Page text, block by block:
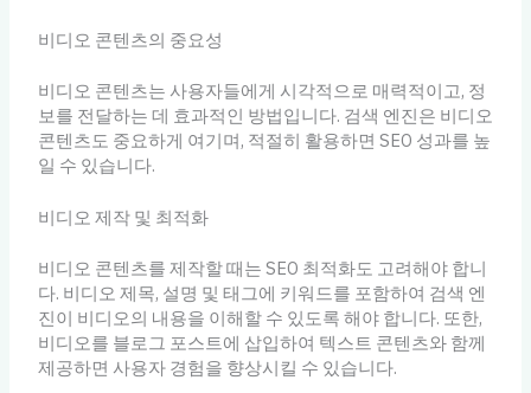
비디오 콘텐츠의 중요성
비디오 콘텐츠는 사용자들에게 시각적으로 매력적이고, 정
보를 전달하는 데 효과적인 방법입니다. 검색 엔진은 비디오
콘텐츠도 중요하게 여기며, 적절히 활용하면 SEO 성과를 높
일 수 있습니다.
비디오 제작 및 최적화
비디오 콘텐츠를 제작할 때는 SEO 최적화도 고려해야 합니
다. 비디오 제목, 설명 및 태그에 키워드를 포함하여 검색 엔
진이 비디오의 내용을 이해할 수 있도록 해야 합니다. 또한,
비디오를 블로그 포스트에 삽입하여 텍스트 콘텐츠와 함께
제공하면 사용자 경험을 향상시킬 수 있습니다.